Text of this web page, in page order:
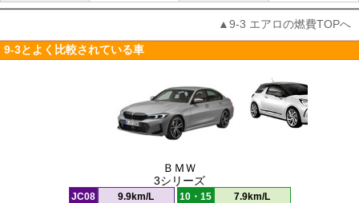
▲9-3 エアロの燃費TOPへ
9-3とよく比較されている車
ＢＭＷ
3シリーズ
JC08 9.9km/L 10・15 7.9km/L